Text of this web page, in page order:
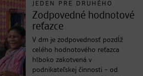
JEDEN PRE DRUHÉHO
Zodpovedné hodnotové
reťazce
V dm je zodpovednosť pozdĺž
celého hodnotového reťazca
hlboko zakotvená v
podnikateľskej činnosti – od